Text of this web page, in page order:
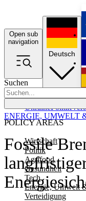
Open sub
navigation
Suchen
POLICY AREAS
Wirtschaft
Politik
Agrifood
Gesundheit
Tech
Energie, Umwelt
Verteidigung
UkrainePolitik
Deutsch
Fossile
ENERGIE, UMWELT